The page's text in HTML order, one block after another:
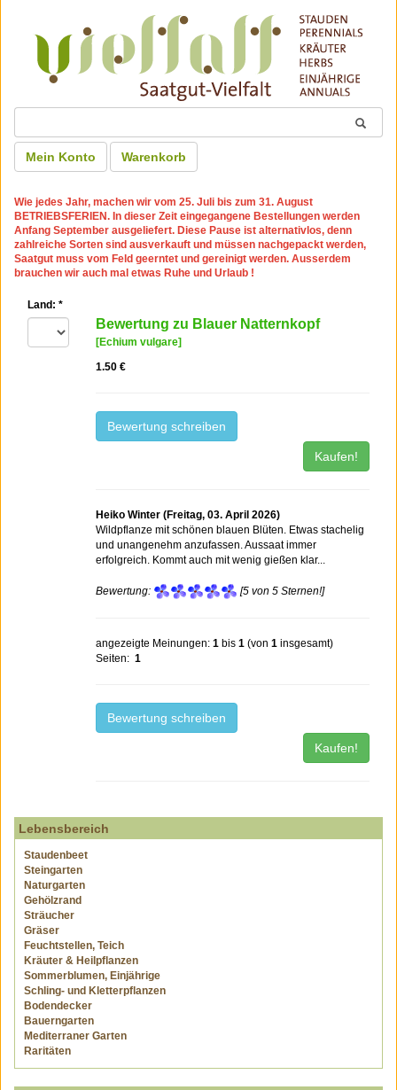
Mein Konto Warenkorb
Wie jedes Jahr, machen wir vom 25. Juli bis zum 31. August
BETRIEBSFERIEN. In dieser Zeit eingegangene Bestellungen werden
Anfang September ausgeliefert. Diese Pause ist alternativlos, denn
zahlreiche Sorten sind ausverkauft und müssen nachgepackt werden,
Saatgut muss vom Feld geerntet und gereinigt werden. Ausserdem
brauchen wir auch mal etwas Ruhe und Urlaub !
Land: *
Bewertung zu Blauer Natternkopf
[Echium vulgare]
1.50 €
Bewertung schreiben
Kaufen!
Heiko Winter (Freitag, 03. April 2026)
Wildpflanze mit schönen blauen Blüten. Etwas stachelig
und unangenehm anzufassen. Aussaat immer
erfolgreich. Kommt auch mit wenig gießen klar...
Bewertung: [5 von 5 Sternen!]
angezeigte Meinungen:1 bis1 (von1 insgesamt)
Seiten:1
Bewertung schreiben
Kaufen!
Lebensbereich
Staudenbeet
Steingarten
Naturgarten
Gehölzrand
Sträucher
Gräser
Feuchtstellen, Teich
Kräuter & Heilpflanzen
Sommerblumen, Einjährige
Schling- und Kletterpflanzen
Bodendecker
Bauerngarten
Mediterraner Garten
Raritäten